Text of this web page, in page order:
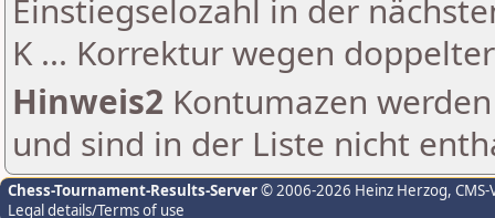
Einstiegselozahl in der
K ... Korrektur wegen
Hinweis2 Kontumazen
und sind in der Liste nicht
Chess-Tournament-Results-Server© 2006-2026 Heinz Herzog,
Legal details/Terms of use